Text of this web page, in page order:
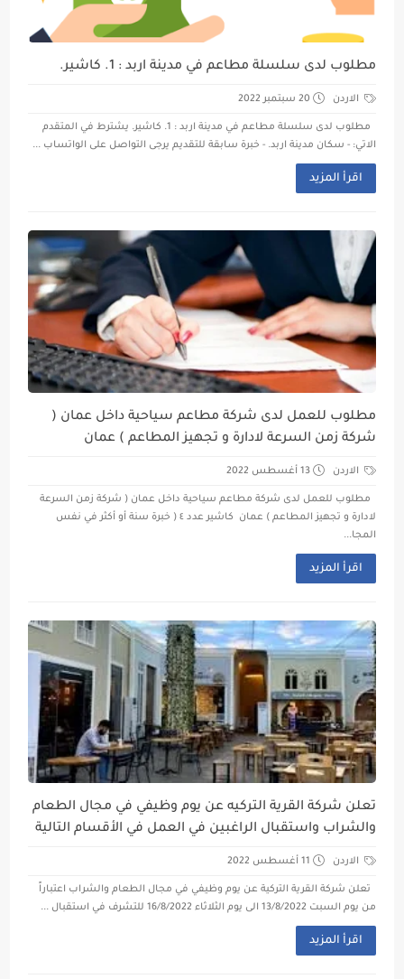
مطلوب لدى سلسلة مطاعم في مدينة اربد : 1. كاشير.
الاردن 20 سبتمبر 2022
مطلوب لدى سلسلة مطاعم في مدينة اربد : 1. كاشير. يشترط في المتقدم
الاتي: - سكان مدينة اربد. - خبرة سابقة للتقديم يرجى التواصل على الواتساب ...
اقرأ المزيد
مطلوب للعمل لدى شركة مطاعم سياحية داخل عمان (
شركة زمن السرعة لادارة و تجهيز المطاعم ) عمان
الاردن 13 أغسطس 2022
مطلوب للعمل لدى شركة مطاعم سياحية داخل عمان ( شركة زمن السرعة
لادارة و تجهيز المطاعم ) عمان كاشير عدد ٤ ( خبرة سنة أو أكثر في نفس
المجا...
اقرأ المزيد
تعلن شركة القرية التركيه عن يوم وظيفي في مجال الطعام
والشراب واستقبال الراغبين في العمل في الأقسام التالية
الاردن 11 أغسطس 2022
تعلن شركة القرية التركية عن يوم وظيفي في مجال الطعام والشراب اعتباراً
من يوم السبت 13/8/2022 الى يوم الثلاثاء 16/8/2022 للتشرف في استقبال ...
اقرأ المزيد